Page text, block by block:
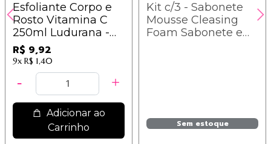
Esfoliante Corpo e
Rosto Vitamina C
250ml Ludurana -
B00403
R$ 9,92
9x R$ 1,40
Adicionar ao
Carrinho
Kit c/3 - Sabonete
Mousse Cleasing
Foam Sabonete em
Sem estoque